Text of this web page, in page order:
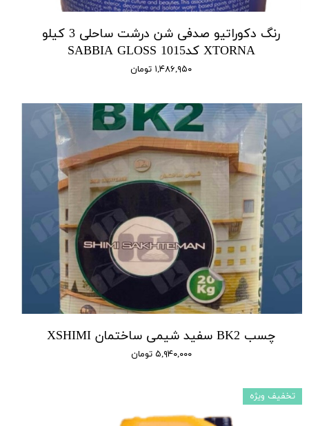
رنگ دکوراتیو صدفی شن درشت ساحلی 3 کیلو
XTORNA کد1015 SABBIA GLOSS
۱,۴۸۶,۹۵۰ تومان
چسب BK2 سفید شیمی ساختمان XSHIMI
۵,۹۴۰,۰۰۰ تومان
تخفیف ویژه